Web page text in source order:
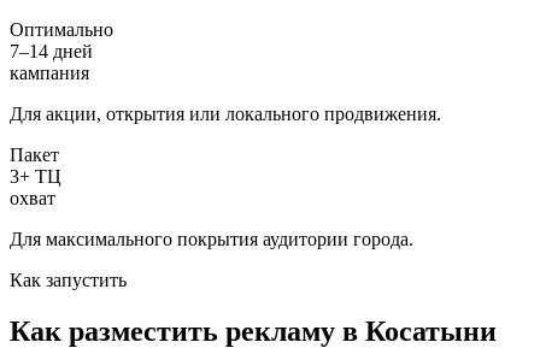
Оптимально
7–14 дней
кампания
Для акции, открытия или локального продвижения.
Пакет
3+ ТЦ
охват
Для максимального покрытия аудитории города.
Как запустить
Как разместить рекламу в Косатыни